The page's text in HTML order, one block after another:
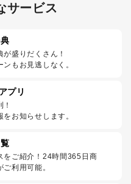
サービス
盛りだくさん！
もお見逃しなく。
プリ
お知らせします。
をご紹介！24時間365日商
利用可能。